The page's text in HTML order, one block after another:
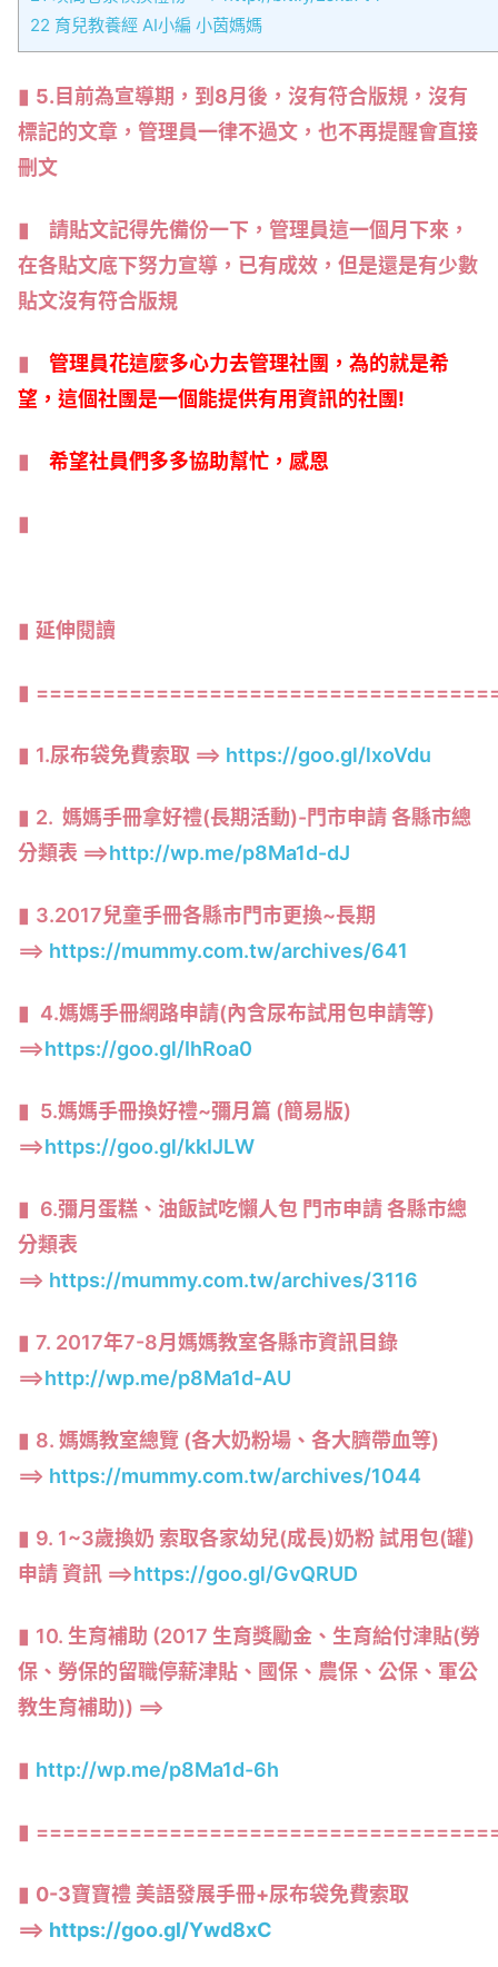
22 育兒教養經 AI小編 小茵媽媽
5.目前為宣導期，到8月後，沒有符合版規，沒有
標記的文章，管理員一律不過文，也不再提醒會直接
刪文
請貼文記得先備份一下，管理員這一個月下來，
在各貼文底下努力宣導，已有成效，但是還是有少數
貼文沒有符合版規
管理員花這麼多心力去管理社團，為的就是希
望，這個社團是一個能提供有用資訊的社團!
希望社員們多多協助幫忙，感恩
延伸閱讀
1.尿布袋免費索取 ==> https://goo.gl/lxoVdu
2. 媽媽手冊拿好禮(長期活動)-門市申請 各縣市總
分類表 ==>http://wp.me/p8Ma1d-dJ
3.2017兒童手冊各縣市門市更換~長期
==> https://mummy.com.tw/archives/641
4.媽媽手冊網路申請(內含尿布試用包申請等)
==>https://goo.gl/IhRoa0
5.媽媽手冊換好禮~彌月篇 (簡易版)
==>https://goo.gl/kkIJLW
6.彌月蛋糕、油飯試吃懶人包 門市申請 各縣市總
分類表
==> https://mummy.com.tw/archives/3116
7. 2017年7-8月媽媽教室各縣市資訊目錄
==>http://wp.me/p8Ma1d-AU
8. 媽媽教室總覽 (各大奶粉場、各大臍帶血等)
==> https://mummy.com.tw/archives/1044
9. 1~3歲換奶 索取各家幼兒(成長)奶粉 試用包(罐)
申請 資訊 ==>https://goo.gl/GvQRUD
10. 生育補助 (2017 生育獎勵金、生育給付津貼(勞
保、勞保的留職停薪津貼、國保、農保、公保、軍公
教生育補助)) ==>
http://wp.me/p8Ma1d-6h
0-3寶寶禮 美語發展手冊+尿布袋免費索取
==> https://goo.gl/Ywd8xC